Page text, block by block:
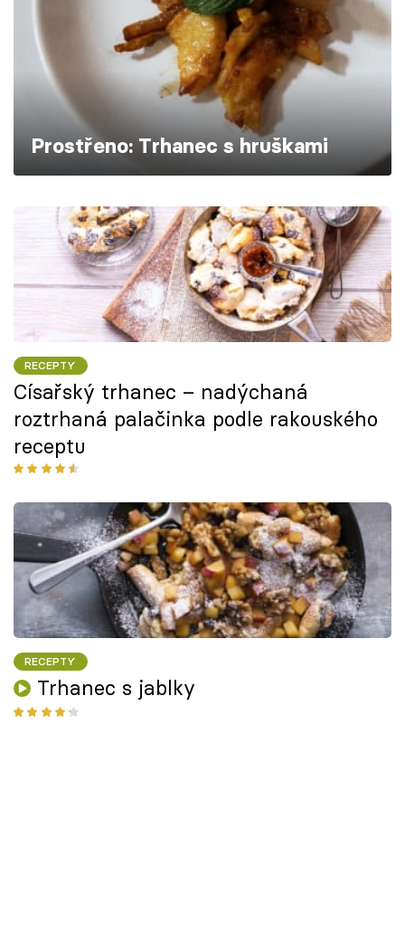
Recepty z TV
Speciál: Cuketa
Těhotnej kuchař
Přihlášení
Prostřeno: Trhanec s hruškami
RECEPTY
Císařský trhanec – nadýchaná
roztrhaná palačinka podle rakouského
receptu
RECEPTY
Trhanec s jablky